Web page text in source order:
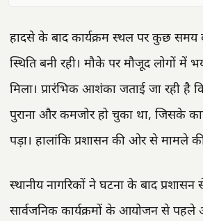
हादसे के बाद कार्यक्रम स्थल पर कुछ
स्थिति बनी रही। मौके पर मौजूद लोगों में
मिला। प्रारंभिक आशंका जताई जा रही है
पुराना और कमजोर हो चुका था, जिसके
पड़ा। हालांकि प्रशासन की ओर से मामले
स्थानीय नागरिकों ने घटना के बाद
सार्वजनिक कार्यक्रमों के आयोजन से